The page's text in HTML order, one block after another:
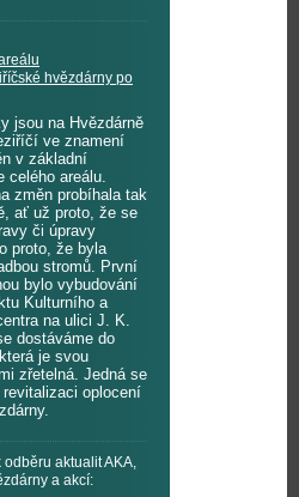
hvězdárny po
jsou na Hvězdárně
ve znamení
v základní
celého areálu.
změn probíhala tak
ať už proto, že se
či úpravy
proto, že byla
stromů. První
bylo vybudování
Kulturního a
na ulici J. K.
dostáváme do
je svou
zřetelná. Jedná se
oplocení
odběru aktualit AKA,
a akcí: